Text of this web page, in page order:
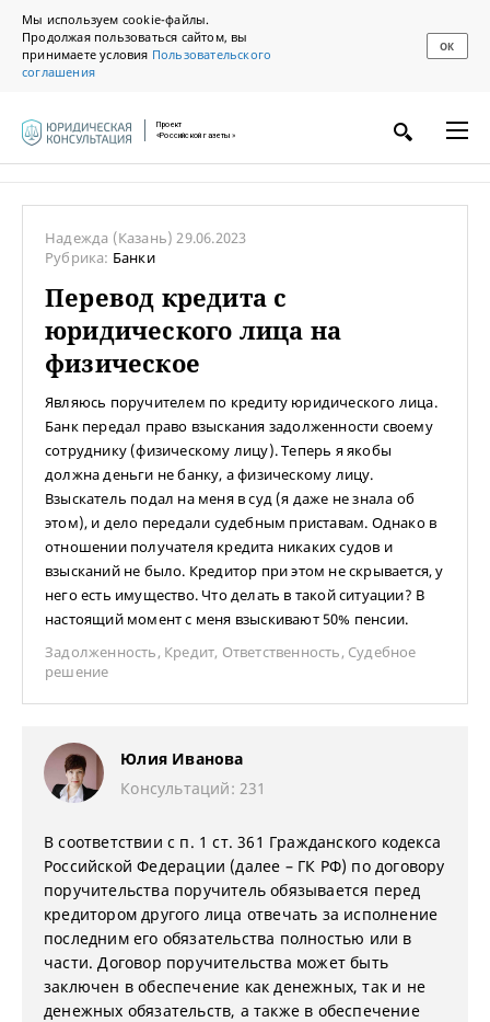
Мы используем cookie-файлы.
Продолжая пользоваться сайтом, вы
принимаете условия Пользовательского
соглашения
ОК
Проект
«Российской газеты»
Надежда (Казань)29.06.2023
Рубрика: Банки
Перевод кредита с
юридического лица на
физическое
Являюсь поручителем по кредиту юридического лица.
Банк передал право взыскания задолженности своему
сотруднику (физическому лицу). Теперь я якобы
должна деньги не банку, а физическому лицу.
Взыскатель подал на меня в суд (я даже не знала об
этом), и дело передали судебным приставам. Однако в
отношении получателя кредита никаких судов и
взысканий не было. Кредитор при этом не скрывается, у
него есть имущество. Что делать в такой ситуации? В
настоящий момент с меня взыскивают 50% пенсии.
Задолженность, Кредит, Ответственность, Судебное
решение
Юлия Иванова
Консультаций: 231
В соответствии с п. 1 ст. 361 Гражданского кодекса
Российской Федерации (далее – ГК РФ) по договору
поручительства поручитель обязывается перед
кредитором другого лица отвечать за исполнение
последним его обязательства полностью или в
части. Договор поручительства может быть
заключен в обеспечение как денежных, так и не
денежных обязательств, а также в обеспечение